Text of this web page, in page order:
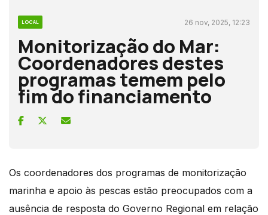
LOCAL 26 nov, 2025, 12:23
Monitorização do Mar:
Coordenadores destes
programas temem pelo
fim do financiamento
Os coordenadores dos programas de monitorização
marinha e apoio às pescas estão preocupados com a
ausência de resposta do Governo Regional em relação